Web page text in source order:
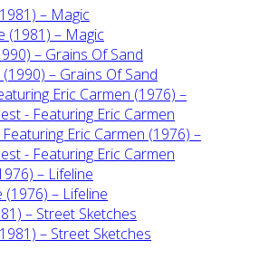
– Magic
– Grains Of Sand
Eric Carmen (1976) –
- Featuring Eric Carmen
– Lifeline
– Street Sketches